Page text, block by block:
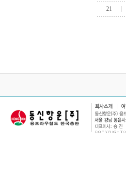
21